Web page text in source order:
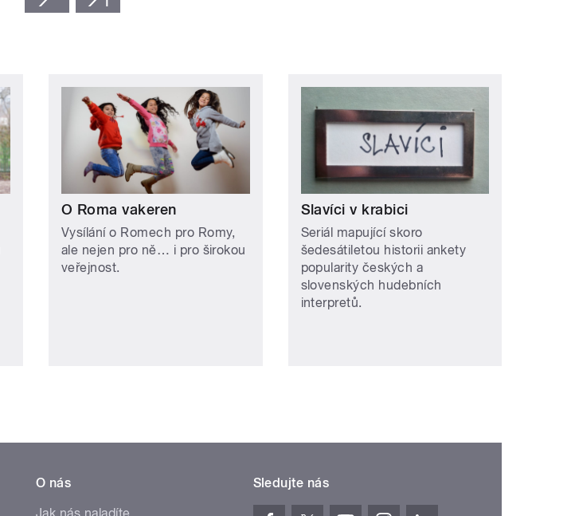
O Roma vakeren
Vysílání o Romech pro Romy,
ale nejen pro ně… i pro širokou
veřejnost.
Slavíci v krabici
Seriál mapující skoro
šedesátiletou historii ankety
popularity českých a
slovenských hudebních
interpretů.
O nás
Jak nás naladíte
Sledujte nás